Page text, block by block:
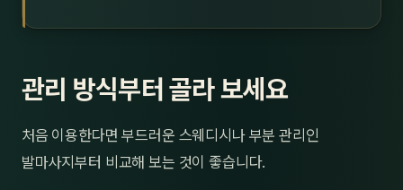
관리 방식부터 골라 보세요
처음 이용한다면 부드러운 스웨디시나 부분 관리인
발마사지부터 비교해 보는 것이 좋습니다.